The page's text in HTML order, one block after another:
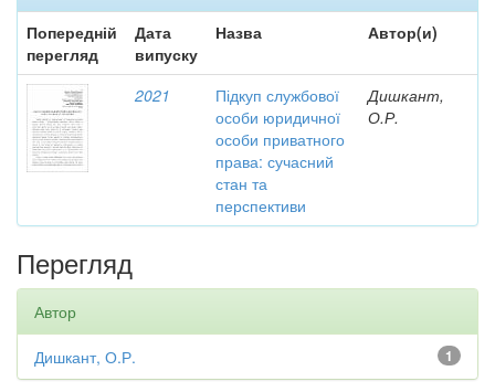
Попередній
перегляд
Дата
випуску
Назва Автор(и)
2021
Підкуп службової
особи юридичної
особи приватного
права: сучасний
стан та
перспективи
Дишкант,
О.Р.
Перегляд
Автор
1
Дишкант, О.Р.